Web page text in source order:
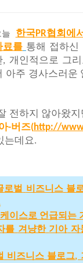
늘 한국PR협회에
료를 통해 접하신
, 개인적으로 그
아주 경사스러운
전하지 않아왔지
-버즈( http://
는데요.
로벌 비즈니스 블
케이스로 언급되는
를 겨냥한 기아 자
비즈니스 블로그,